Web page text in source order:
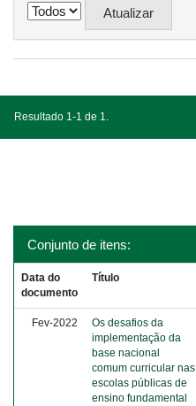
Resultado 1-1 de 1.
Conjunto de itens:
Data do
documento
Título
Fev-2022
Os desafios da
implementação da
base nacional
comum curricular nas
escolas públicas de
ensino fundamental